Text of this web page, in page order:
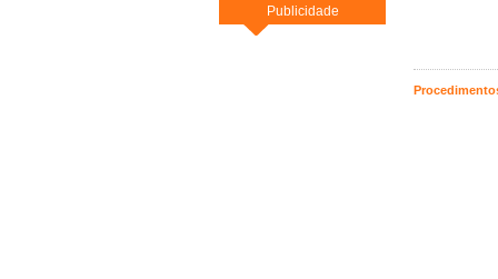
Publicidade